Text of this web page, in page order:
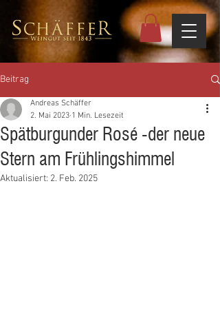
Beitrag
Spätburgunder Rosé -der neue
Stern am Frühlingshimmel
Andreas Schäffer
2. Mai 2023 1 Min. Lesezeit
Aktualisiert: 2. Feb. 2025